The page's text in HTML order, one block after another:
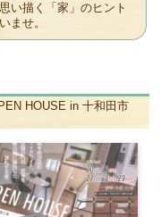
い描く「家」のヒント
ませ。
HOUSE in 十和田市